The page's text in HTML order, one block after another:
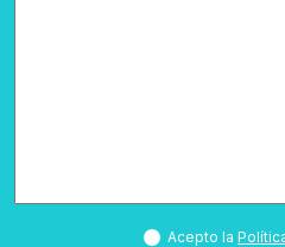
Acepto la